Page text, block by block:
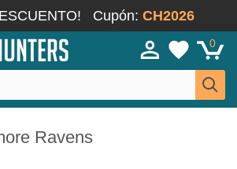
Cupón: CH2026
0
Ravens